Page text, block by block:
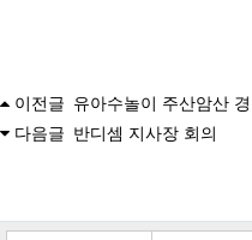
이전글 유아수놀이 주산암산
다음글 반디셈 지사장 회의